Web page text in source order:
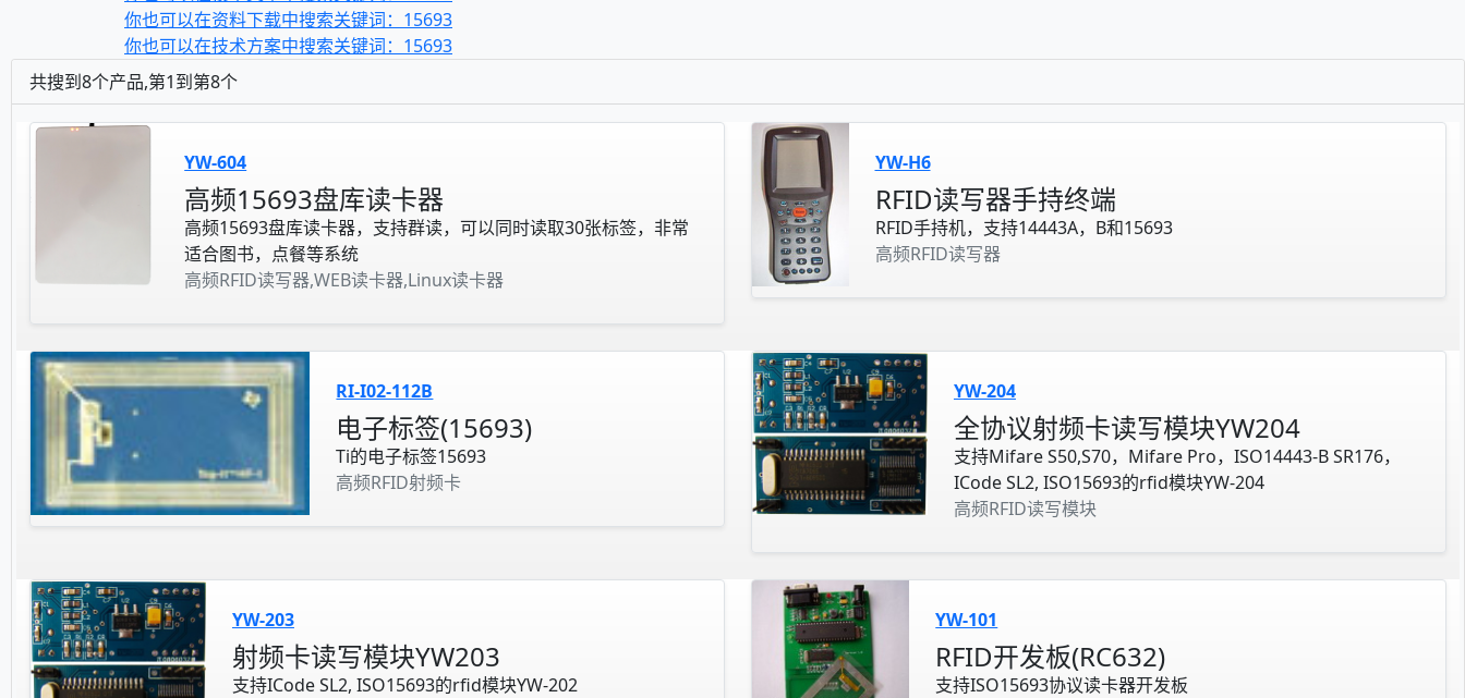
你也可以在资料下载中搜索关键词：15693
你也可以在技术方案中搜索关键词：15693
共搜到8个产品,第1到第8个
YW-604
高频15693盘库读卡器
高频15693盘库读卡器，支持群读，可以同时读取30张标签，非常
适合图书，点餐等系统
高频RFID读写器,WEB读卡器,Linux读卡器
YW-H6
RFID读写器手持终端
RFID手持机，支持14443A，B和15693
高频RFID读写器
RI-I02-112B
电子标签(15693)
Ti的电子标签15693
高频RFID射频卡
YW-204
全协议射频卡读写模块YW204
支持Mifare S50,S70，Mifare Pro，ISO14443-B SR176，
ICode SL2, ISO15693的rfid模块YW-204
高频RFID读写模块
YW-203
射频卡读写模块YW203
支持ICode SL2, ISO15693的rfid模块YW-202
YW-101
RFID开发板(RC632)
支持ISO15693协议读卡器开发板